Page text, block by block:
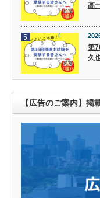
高
5
第
久
【広告のご案内】掲